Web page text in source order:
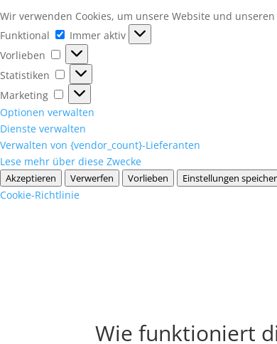
Wir verwenden Cookies, um unsere Website und
Funktional
Funktional
Immer aktiv
Vorlieben
Vorlieben
Statistiken
Statistiken
Marketing
Marketing
Optionen verwalten
Dienste verwalten
Verwalten von {vendor_count}-Lieferanten
Lese mehr über diese Zwecke
Akzeptieren Verwerfen Vorlieben Einstellungen
Cookie-Richtlinie
Wie funktioniert